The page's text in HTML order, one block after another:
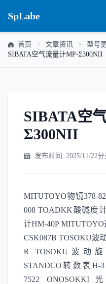
SpLabe
首页 文章资讯
型号
SIBATA空气流量计MP-Σ300NII
SIBATA空
Σ300NII
发布时间: 2025/11/22分
MITUTOYO物镜378-
008 TOADKK酸碱度
计HM-40P
CSK087B TOSOKU波
R TOSOKU波动旋
STANDCO转数表H-
7522 ONOSOKKI